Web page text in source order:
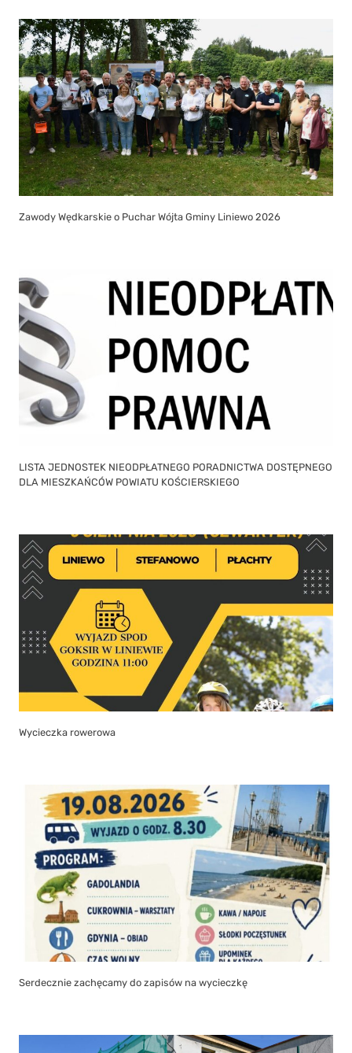
Zawody Wędkarskie o Puchar Wójta Gminy Liniewo 2026
LISTA JEDNOSTEK NIEODPŁATNEGO PORADNICTWA DOSTĘPNEGO
DLA MIESZKAŃCÓW POWIATU KOŚCIERSKIEGO
Wycieczka rowerowa
Serdecznie zachęcamy do zapisów na wycieczkę